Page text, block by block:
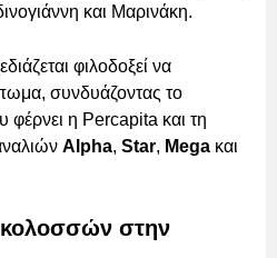
και Μαρινάκη.
φιλοδοξεί να
συνδυάζοντας το
φέρνει η Percapita και τη
Alpha, Star, Mega και
στην